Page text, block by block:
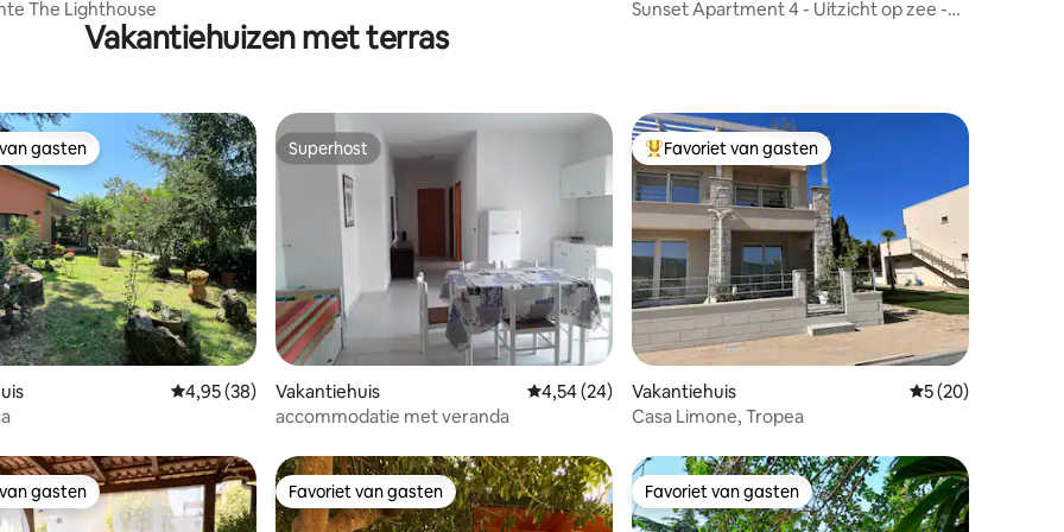
The Lighthouse
Sunset Apartment 4 - Uitzicht op zee -
Vakantiehuizen met terras
van 4,83 uit 5, 18 recensies
gasten
gasten
Gemiddelde beoordeling van 4,95 uit 5, 38 recensies
4,95 (38)
Superhost
Superhost
Vakantiehuis Gemiddelde beoordeling van 4,54 uit 5, 24 recensies
4,54 (24)
accommodatie met veranda
Topfavoriet van gasten
Favoriet van gasten
Vakantiehuis Gemiddelde
5 (20)
Casa Limone, Tropea
gasten
gasten Favoriet van gasten
Favoriet van gasten Favoriet van gasten
Favoriet van gasten